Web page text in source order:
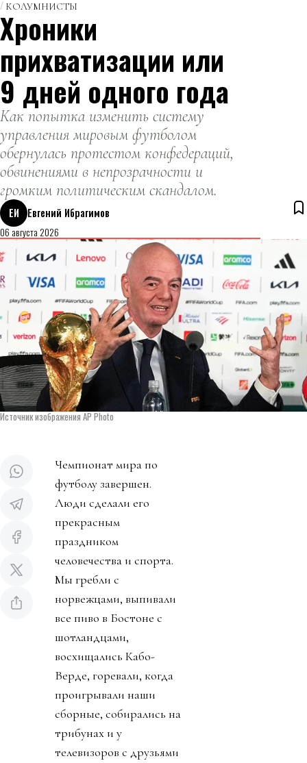
КОЛУМНИСТЫ
Хроники
прихватизации или
9 дней одного года
Как попытка изменить систему
управления мировым футболом
обернулась протестом конфедераций,
обвинениями в непрозрачности и
громким политическим скандалом.
ЕИ
Евгений Ибрагимов
06 августа 2026
Источник изображения AP Photo
Чемпионат мира по
футболу завершен.
Люди сделали его
прекрасным
праздником
человечества и спорта.
Мы гребли с
норвежцами, выпивали
все пиво в Бостоне с
шотландцами,
восхищались Кабо-
Верде, горевали, когда
проигрывали наши
сборные, собирались на
трибунах и у
телевизоров с друзьями